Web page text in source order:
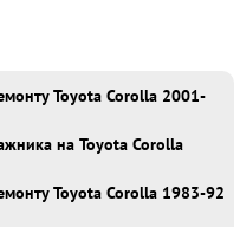
Toyota Corolla 2001-
на Toyota Corolla
Toyota Corolla 1983-92